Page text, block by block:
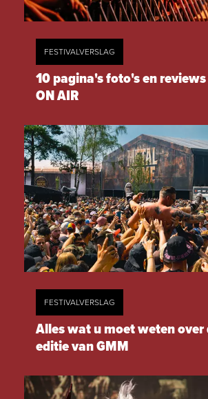
FESTIVALVERSLAG
10 pagina's foto's en reviews
ON AIR
FESTIVALVERSLAG
Alles wat u moet weten over
editie van GMM